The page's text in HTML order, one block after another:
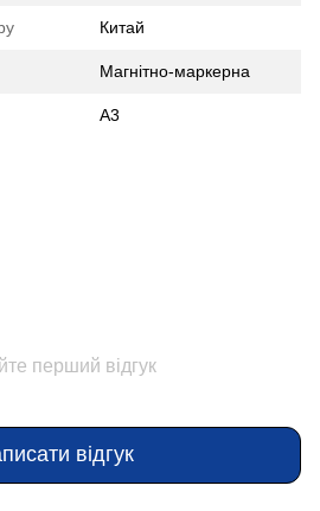
Китай
Магнітно-маркерна
А3
перший відгук
відгук